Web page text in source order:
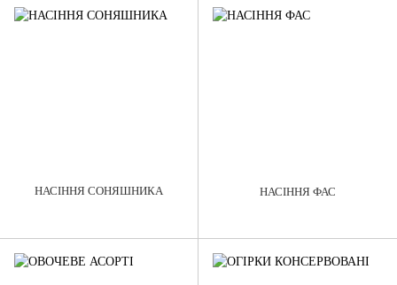
НАСІННЯ СОНЯШНИКА НАСІННЯ ФАС